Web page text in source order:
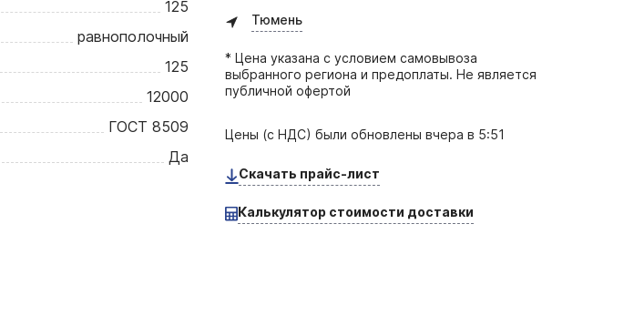
125
равнополочный
125
12000
ГОСТ 8509
Да
Тюмень
* Цена указана с условием самовывоза
выбранного региона и предоплаты. Не является
публичной офертой
Цены (с НДС) были обновленывчера в 5:51
Скачать прайс-лист
Калькулятор стоимости доставки